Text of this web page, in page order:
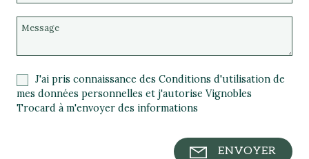
J'ai pris connaissance des Conditions d'utilisation de
mes données personnelles et j'autorise Vignobles
Trocard à m'envoyer des informations
ENVOYER